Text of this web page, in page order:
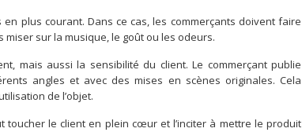
plus courant. Dans ce cas, les commerçants doivent faire
sur la musique, le goût ou les odeurs.
mais aussi la sensibilité du client. Le commerçant publie
angles et avec des mises en scènes originales. Cela
de l’objet.
toucher le client en plein cœur et l’inciter à mettre le produit